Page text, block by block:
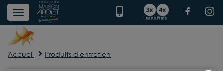
Accueil Produits d'entretien